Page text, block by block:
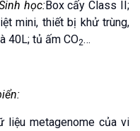
học:Box cấy Class II;
mini, thiết bị khử trùng,
40L; tủ ấm CO2…
metagenome của vi